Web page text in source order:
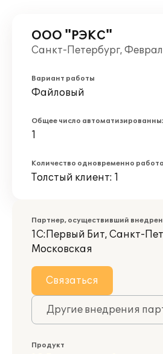
ООО "РЭКС"
Санкт-Петербург,
Вариант работы
Файловый
Общее число
1
Количество одновременно
Толстый клиент: 1
Партнер, осуществивший
1С:Первый Бит, Санкт-
Московская
Связаться
Другие внедрения
Продукт